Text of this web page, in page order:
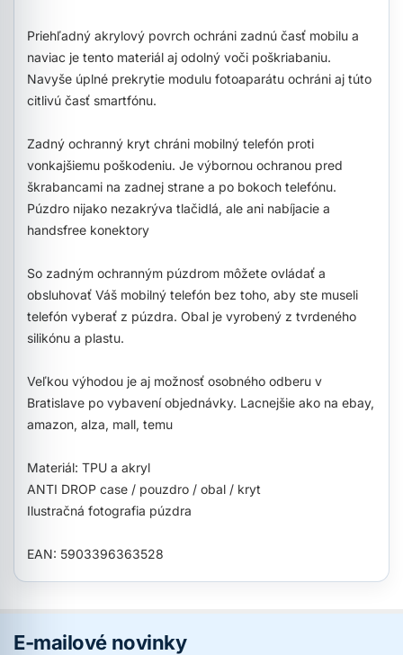
Priehľadný akrylový povrch ochráni zadnú časť mobilu a
naviac je tento materiál aj odolný voči poškriabaniu.
Navyše úplné prekrytie modulu fotoaparátu ochráni aj túto
citlivú časť smartfónu.
Zadný ochranný kryt chráni mobilný telefón proti
vonkajšiemu poškodeniu. Je výbornou ochranou pred
škrabancami na zadnej strane a po bokoch telefónu.
Púzdro nijako nezakrýva tlačidlá, ale ani nabíjacie a
handsfree konektory
So zadným ochranným púzdrom môžete ovládať a
obsluhovať Váš mobilný telefón bez toho, aby ste museli
telefón vyberať z púzdra. Obal je vyrobený z tvrdeného
silikónu a plastu.
Veľkou výhodou je aj možnosť osobného odberu v
Bratislave po vybavení objednávky. Lacnejšie ako na ebay,
amazon, alza, mall, temu
Materiál: TPU a akryl
ANTI DROP case / pouzdro / obal / kryt
Ilustračná fotografia púzdra
EAN: 5903396363528
E-mailové novinky